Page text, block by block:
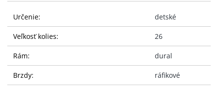
Určenie: detské
Veľkosť kolies: 26
Rám: dural
Brzdy: ráfikové